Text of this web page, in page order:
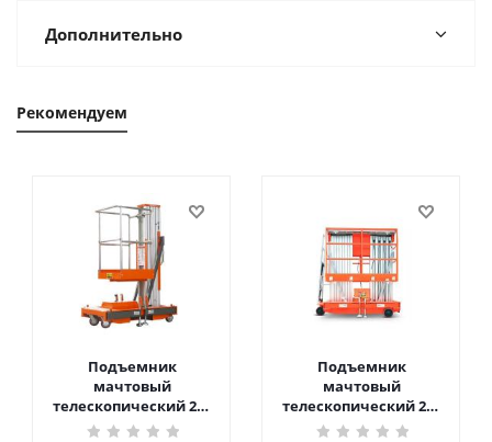
Дополнительно
Рекомендуем
Подъемник
мачтовый
телескопический 200
кг 6 м TOR GTWY6-200S
Подъемник
мачтовый
телескопический 200
кг 10 м TOR GTWY10-